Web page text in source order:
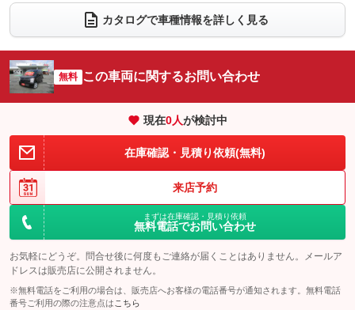
電動リアゲート フロントカメラ
：装備なし
：装備なし ：装備なし
サイドカメラ
：装備なし ルーフレール
：装備なし
：装備なし
：装備なし
カタログで車種情報を詳しく見る
無料 この車両に関するお問い合わせ
現在0人が検討中
在庫確認・見積り依頼(無料)
来店予約
まずは在庫確認・見積り依頼
無料電話でお問い合わせ
お気軽にどうぞ。問合せ後に何度もご連絡が届くことはありません。メールア
ドレスは販売店に公開されません。
※無料電話をご利用の場合は、販売店へお客様の電話番号が通知されます。無料電話
番号ご利用の際の注意点は こちら